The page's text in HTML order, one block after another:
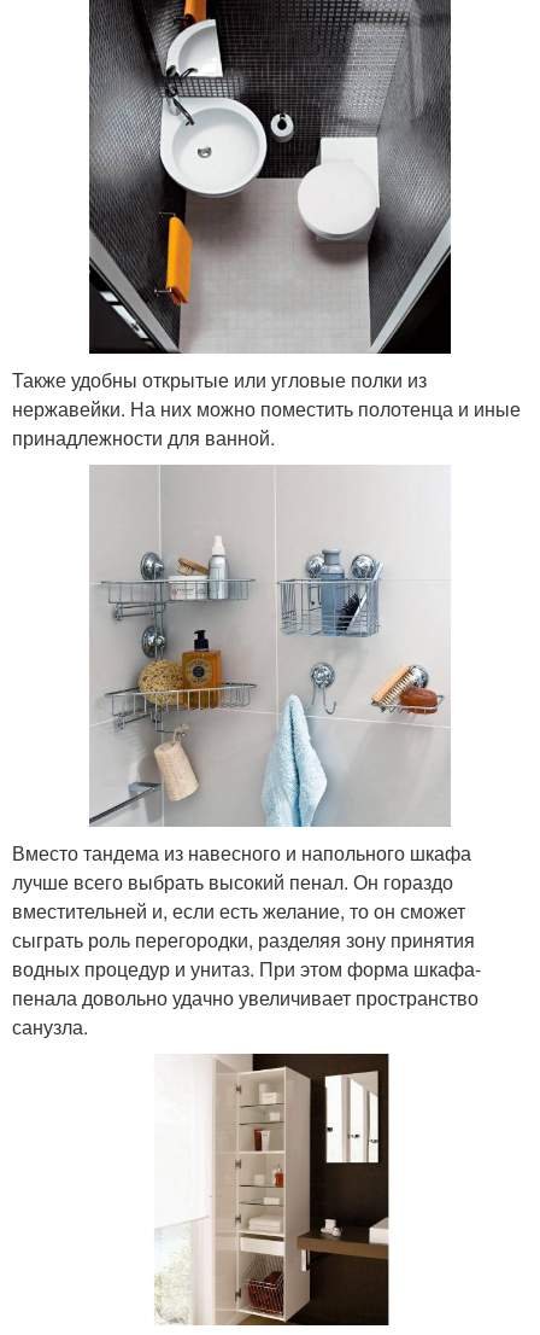
Также удобны открытые или угловые полки из
нержавейки. На них можно поместить полотенца и иные
принадлежности для ванной.
Вместо тандема из навесного и напольного шкафа
лучше всего выбрать высокий пенал. Он гораздо
вместительней и, если есть желание, то он сможет
сыграть роль перегородки, разделяя зону принятия
водных процедур и унитаз. При этом форма шкафа-
пенала довольно удачно увеличивает пространство
санузла.